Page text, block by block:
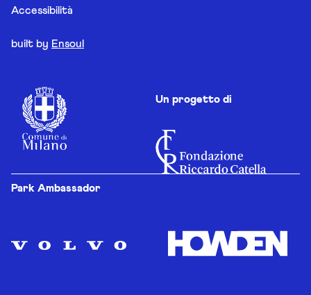
Accessibilità
built by Ensoul
Un progetto di
Park Ambassador